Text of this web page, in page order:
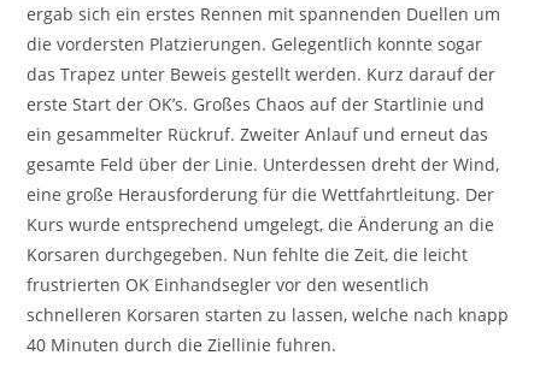
ergab sich ein erstes Rennen mit spannenden Duellen um
die vordersten Platzierungen. Gelegentlich konnte sogar
das Trapez unter Beweis gestellt werden. Kurz darauf der
erste Start der OK’s. Großes Chaos auf der Startlinie und
ein gesammelter Rückruf. Zweiter Anlauf und erneut das
gesamte Feld über der Linie. Unterdessen dreht der Wind,
eine große Herausforderung für die Wettfahrtleitung. Der
Kurs wurde entsprechend umgelegt, die Änderung an die
Korsaren durchgegeben. Nun fehlte die Zeit, die leicht
frustrierten OK Einhandsegler vor den wesentlich
schnelleren Korsaren starten zu lassen, welche nach knapp
40 Minuten durch die Ziellinie fuhren.